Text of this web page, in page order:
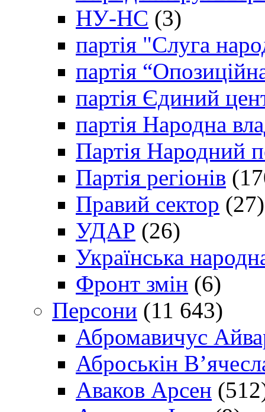
НУ-НС (3)
партія "Слуга
партія
партія Єдиний
партія Народна
Партія Народний
Партія регіонів
Правий сектор (27)
УДАР (26)
Українська
Фронт змін (6)
Персони (11 643)
Абромавичус
Аброськін
Аваков Арсен